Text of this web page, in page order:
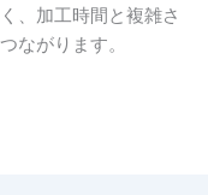
、加工時間と複雑さ
ながります。